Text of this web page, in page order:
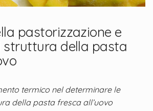
pastorizzazione e
struttura della pasta
termico nel determinare le
della pasta fresca all’uovo